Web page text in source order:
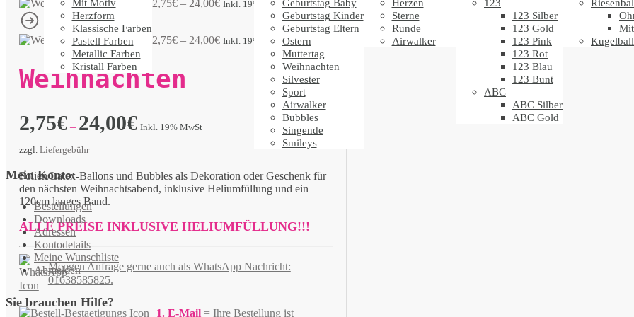
Mit Motiv
Herzform
Klassische Farben
Pastell Farben
Metallic Farben
Kristall Farben
Geburtstag Baby
Geburtstag Kinder
Geburtstag Eltern
Ostern
Muttertag
Weihnachten
Silvester
Sport
Airwalker
Bubbles
Singende
Smileys
Herzen
Sterne
Runde
Airwalker
123
123 Silber
123 Gold
123 Pink
123 Rot
123 Blau
123 Bunt
ABC
ABC Silber
ABC Gold
Mein Konto:
Bestellungen
Downloads
Adressen
Kontodetails
Meine Wunschliste
Abmelden
Sie brauchen Hilfe?
Weihnachten 2,75€– 24,00€ Inkl. 19% MwSt
Weihnachten 2,75€– 24,00€ Inkl. 19% MwSt
Weihnachten
2,75€– 24,00€ Inkl. 19% MwSt
zzgl. Liefergebühr
Folien/Latex-Ballons und Bubbles als Dekoration oder Geschenk für
den nächsten Weihnachtsabend, inklusive Heliumfüllung und ein
120cm langes Band.
ALLE PREISE INKLUSIVE HELIUMFÜLLUNG!!!
Mengen Anfrage gerne auch als WhatsApp Nachricht:
01638585825.
1. E-Mail= Ihre Bestellung ist